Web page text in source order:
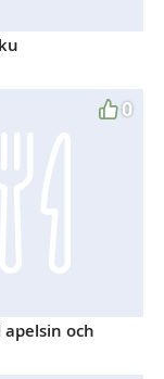
0
apelsin och